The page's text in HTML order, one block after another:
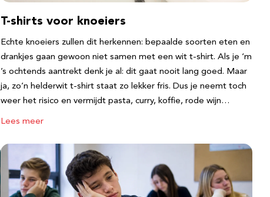
T-shirts voor knoeiers
Echte knoeiers zullen dit herkennen: bepaalde soorten eten en
drankjes gaan gewoon niet samen met een wit t-shirt. Als je ‘m
’s ochtends aantrekt denk je al: dit gaat nooit lang goed. Maar
ja, zo’n helderwit t-shirt staat zo lekker fris. Dus je neemt toch
weer het risico en vermijdt pasta, curry, koffie, rode wijn…
Lees meer